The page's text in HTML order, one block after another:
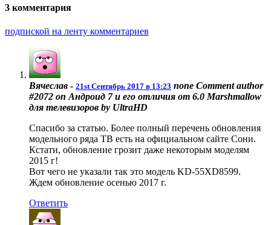
3 комментария
подпиской на ленту комментариев
Вячеслав - 21st Сентябрь 2017 в 13:23 none Comment author
#2072 on Андроид 7 и его отличия от 6.0 Marshmallow
для телевизоров by UltraHD
Спасибо за статью. Более полный перечень обновления
модельного ряда ТВ есть на официальном сайте Сони.
Кстати, обновление грозит даже некоторым моделям
2015 г!
Вот чего не указали так это модель KD-55XD8599.
Ждем обновление осенью 2017 г.
Ответить